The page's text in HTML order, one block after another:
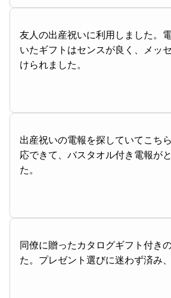
友人の出産祝いに利用しました。
いたギフトはセンスが良く、メッ
けられました。
出産祝いの電報を探していてこち
応できて、バスタオル付き電報が
た。
同僚に贈ったカタログギフト付き
た。プレゼント選びに迷わず済み